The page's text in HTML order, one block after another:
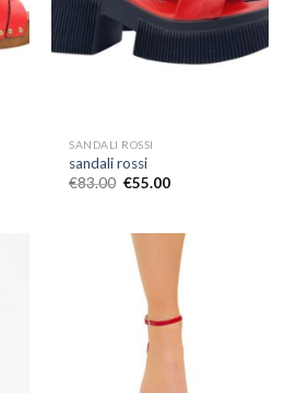
SANDALI ROSSI
sandali rossi
€83.00 €55.00